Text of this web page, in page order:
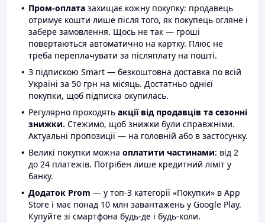
Пром-оплата захищає кожну покупку: продавець
отримує кошти лише після того, як покупець огляне і
забере замовлення. Щось не так — гроші
повертаються автоматично на картку. Плюс не
треба переплачувати за післяплату на пошті.
З підпискою Smart — безкоштовна доставка по всій
Україні за 50 грн на місяць. Достатньо однієї
покупки, щоб підписка окупилась.
Регулярно проходять акції від продавців та сезонні
знижки. Стежимо, щоб знижки були справжніми.
Актуальні пропозиції — на головній або в застосунку.
Великі покупки можна оплатити частинами: від 2
до 24 платежів. Потрібен лише кредитний ліміт у
банку.
Додаток Prom — у топ-3 категорії «Покупки» в App
Store і має понад 10 млн завантажень у Google Play.
Купуйте зі смартфона будь-де і будь-коли.